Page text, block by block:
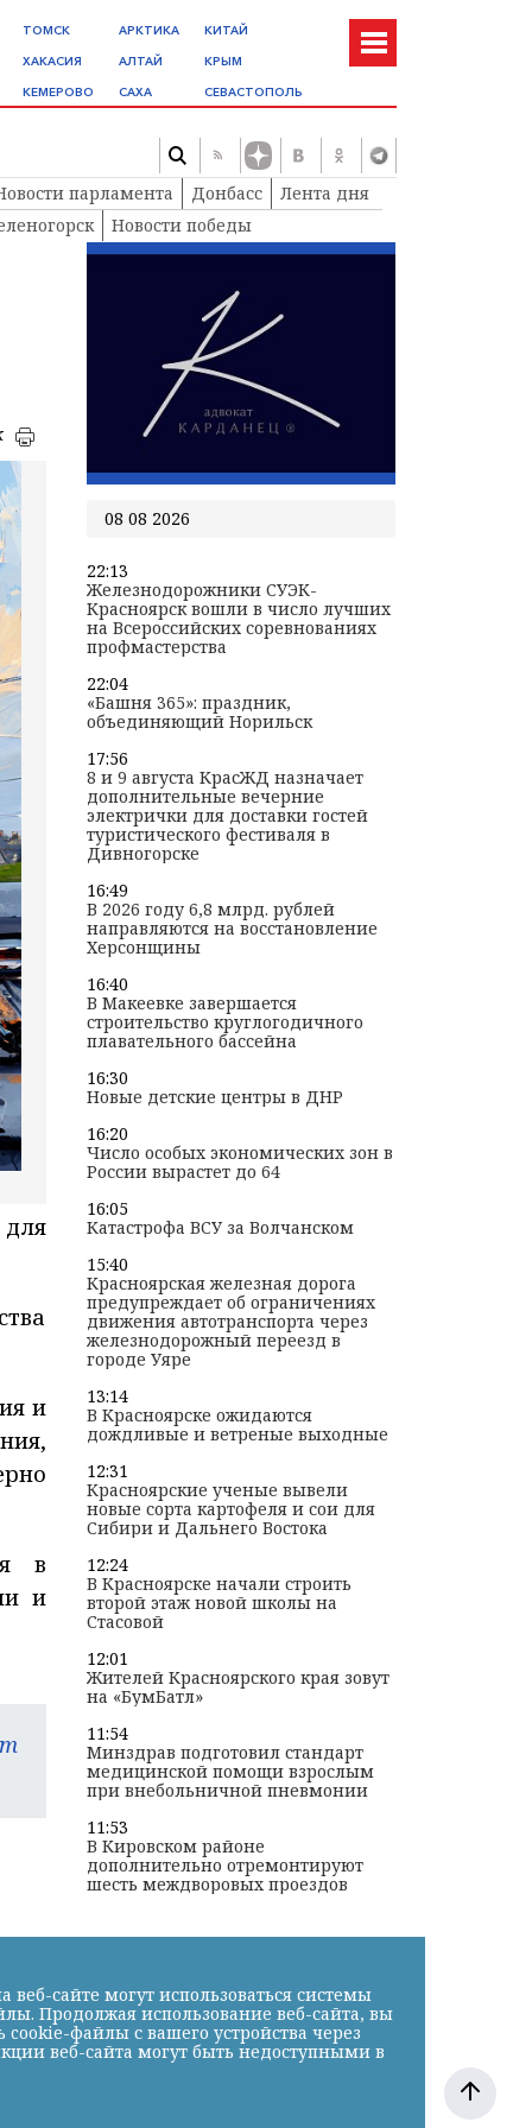
ТОМСК
ХАКАСИЯ
КЕМЕРОВО
АРКТИКА
АЛТАЙ
САХА
КИТАЙ
КРЫМ
СЕВАСТОПОЛЬ
парламента Донбасс
Лента дня
Новости победы
и
в
и
08 08 2026
22:13
Железнодорожники СУЭК-
Красноярск вошли в число лучших
на Всероссийских соревнованиях
профмастерства
22:04
«Башня 365»: праздник,
объединяющий Норильск
17:56
8 и 9 августа КрасЖД назначает
дополнительные вечерние
электрички для доставки гостей
туристического фестиваля в
Дивногорске
16:49
В 2026 году 6,8 млрд. рублей
направляются на восстановление
Херсонщины
16:40
В Макеевке завершается
строительство круглогодичного
плавательного бассейна
16:30
Новые детские центры в ДНР
16:20
Число особых экономических зон в
России вырастет до 64
16:05
Катастрофа ВСУ за Волчанском
15:40
Красноярская железная дорога
предупреждает об ограничениях
движения автотранспорта через
железнодорожный переезд в
городе Уяре
13:14
В Красноярске ожидаются
дождливые и ветреные выходные
12:31
Красноярские ученые вывели
новые сорта картофеля и сои для
Сибири и Дальнего Востока
12:24
В Красноярске начали строить
второй этаж новой школы на
Стасовой
12:01
Жителей Красноярского края зовут
на «БумБатл»
11:54
Минздрав подготовил стандарт
медицинской помощи взрослым
при внебольничной пневмонии
11:53
В Кировском районе
дополнительно отремонтируют
шесть междворовых проездов
сайте могут использоваться системы
Продолжая использование веб-сайта, вы
файлы с вашего устройства через
веб-сайта могут быть недоступными в